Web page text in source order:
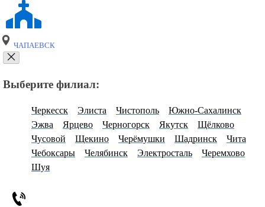
ЧАПАЕВСК
Выберите филиал:
Черкесск Элиста Чистополь
Южно-Сахалинск
Эжва
Ярцево Черногорск Якутск
Щёлково
Чусовой
Щекино Черёмушки Шадринск
Чита
Чебоксары
Челябинск Электросталь
Черемхово
Шуя